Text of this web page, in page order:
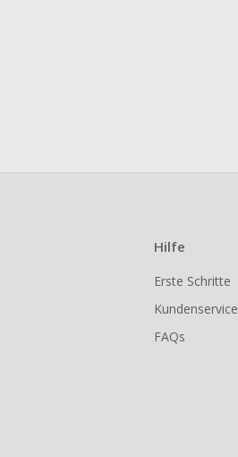
Hilfe
Erste Schritte
Kundenservice
FAQs